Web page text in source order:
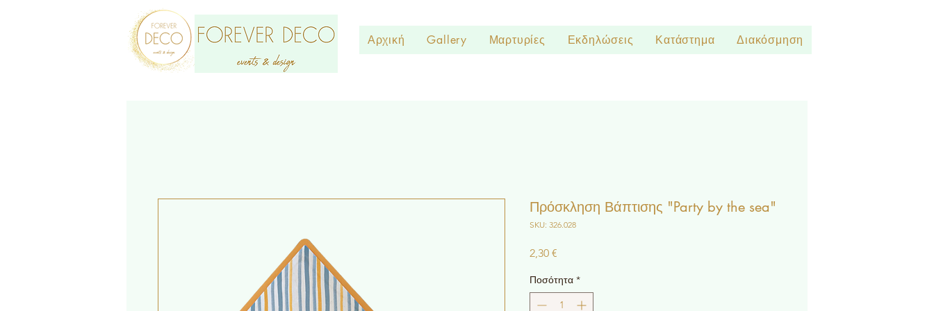
Αρχική Gallery Μαρτυρίες Εκδηλώσεις Κατάστημα Διακόσμηση
Πρόσκληση Βάπτισης "Party by the sea"
SKU: 326.028
2,30 €
Ποσότητα *